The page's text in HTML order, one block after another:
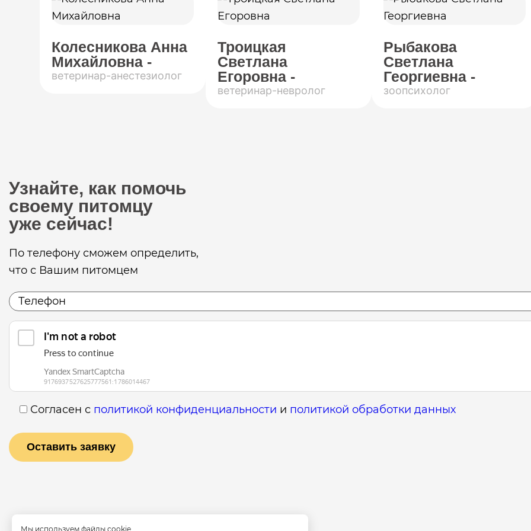
Колесникова Анна
Михайловна -
ветеринар-анестезиолог
Троицкая
Светлана
Егоровна -
ветеринар-невролог
Рыбакова
Светлана
Георгиевна -
зоопсихолог
Узнайте, как помочь
своему питомцу
уже сейчас!
По телефону сможем определить,
что с Вашим питомцем
Согласен с политикой конфиденциальности и политикой обработки данных
Мы используем файлы cookie